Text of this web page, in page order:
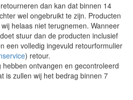
dan kan dat binnen 14
wel ongebruikt te zijn. Producten
helaas niet terugnemen. Wanneer
stuur dan de producten inclusief
een volledig ingevuld retourformulier
) retour.
ontvangen en gecontroleerd
is zullen wij het bedrag binnen 7